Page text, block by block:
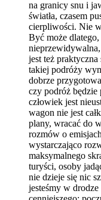
na granicy snu i
światła, czasem
cierpliwości. Nie
Być może
jest też
takiej podróży
dobrze
czy podróż będzie
człowiek jest
wagon nie jest
plany, wracać do
rozmów o
wystarczająco
maksymalnego
turyści, osoby
nie dzieje się nic
jesteśmy w